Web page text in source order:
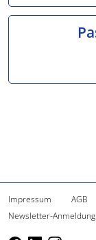
Impressum AGB
Newsletter-Anmeldung